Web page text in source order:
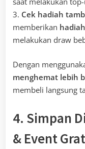
3. Cek hadiah
memberikan
melakukan draw
Dengan
menghemat lebih
membeli langsung
4. Simpan
& Event